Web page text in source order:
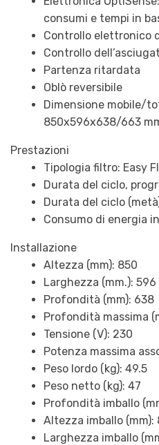
consumi e tempi in
Controllo elettronico
Controllo
Partenza ritardata
Oblò reversibile
Dimensione mobile/
850x596x638/663
Prestazioni
Tipologia filtro: Easy
Durata del ciclo,
Durata del ciclo
Consumo di energia
Installazione
Altezza (mm): 850
Larghezza (mm.): 596
Profondità (mm): 638
Profondità massima
Tensione (V): 230
Potenza massima
Peso lordo (kg): 49.5
Peso netto (kg): 47
Profondità imballo
Altezza imballo (mm):
Larghezza imballo